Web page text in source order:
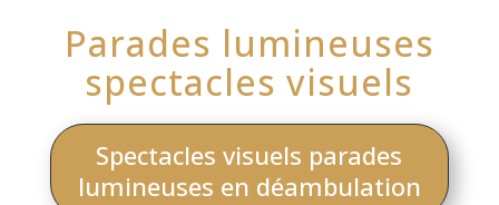
Parades lumineuses
spectacles visuels
Spectacles visuels parades
lumineuses en déambulation